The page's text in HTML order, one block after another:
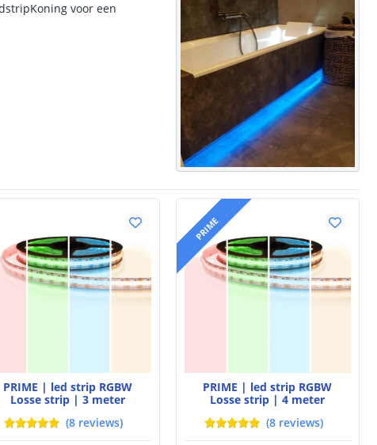
voor een
PRIME | led strip RGBW
Losse strip | 3 meter
(8 reviews)
PRIME
PRIME | led strip RGBW
Losse strip | 4 meter
(8 reviews)